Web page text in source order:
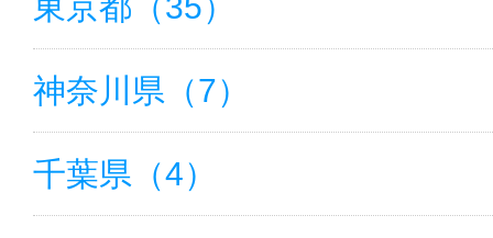
神奈川県（7）
千葉県（4）